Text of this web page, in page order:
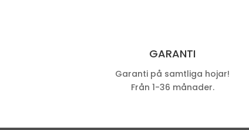
GARANTI
Garanti på samtliga hojar!
Från 1-36 månader.